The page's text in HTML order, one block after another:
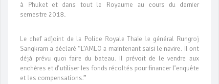
à Phuket et dans tout le Royaume au cours du dernier
semestre 2018.
Le chef adjoint de la Police Royale Thaïe le général Rungroj
Sangkram a déclaré “L’AMLO a maintenant saisi le navire. Il ont
déjà prévu quoi faire du bateau. Il prévoit de le vendre aux
enchères et d’utiliser les fonds récoltés pour financer l’enquête
et les compensations.”